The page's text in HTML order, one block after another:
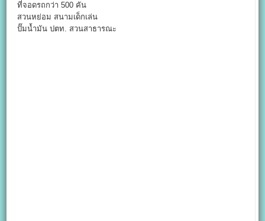
ที่จอดรถกว่า 500 คัน
สวนหย่อม สนามเด็กเล่น
ปั๊มน้ำมัน ปตท. สวนสาธารณะ